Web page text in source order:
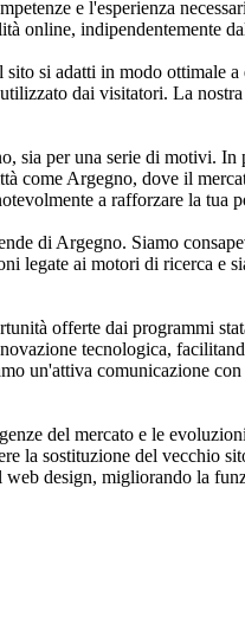
e l'esperienza
online, indipendentemente
si adatti in modo ottimale
dai visitatori. La
sia per una serie di motivi.
come Argegno, dove il
a rafforzare la tua
di Argegno. Siamo
legate ai motori di ricerca e
offerte dai programmi
tecnologica,
un'attiva comunicazione
del mercato e le
la sostituzione del vecchio
design, migliorando la